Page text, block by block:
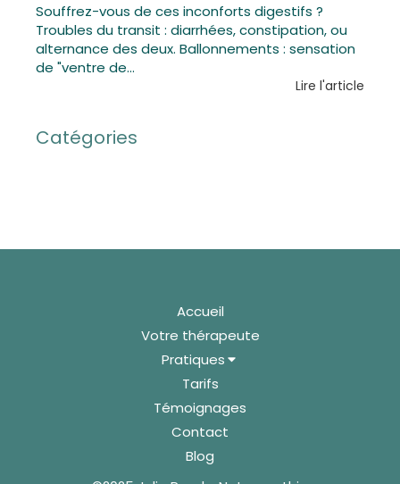
Souffrez-vous de ces inconforts digestifs ?
Troubles du transit : diarrhées, constipation, ou
alternance des deux. Ballonnements : sensation
de "ventre de...
Lire l'article
Catégories
Accueil
Votre thérapeute
Pratiques
Tarifs
Témoignages
Contact
Blog